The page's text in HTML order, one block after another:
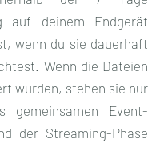
auf deinem Endgerät
wenn du sie dauerhaft
Wenn die Dateien
wurden, stehen sie nur
gemeinsamen Event-
der Streaming-Phase